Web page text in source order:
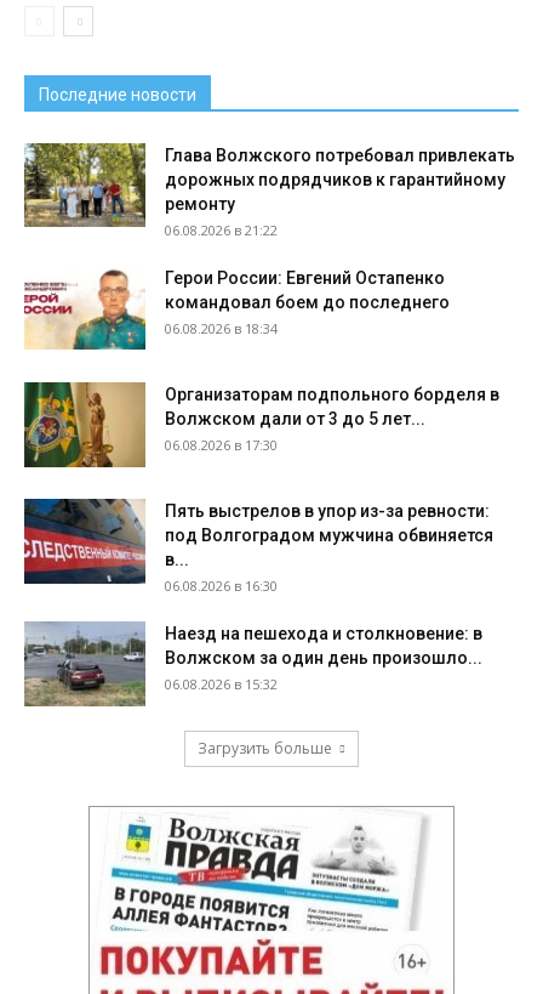
Последние новости
Глава Волжского потребовал привлекать
дорожных подрядчиков к гарантийному
ремонту
06.08.2026 в 21:22
Герои России: Евгений Остапенко
командовал боем до последнего
06.08.2026 в 18:34
Организаторам подпольного борделя в
Волжском дали от 3 до 5 лет...
06.08.2026 в 17:30
Пять выстрелов в упор из-за ревности:
под Волгоградом мужчина обвиняется
в...
06.08.2026 в 16:30
Наезд на пешехода и столкновение: в
Волжском за один день произошло...
06.08.2026 в 15:32
Загрузить больше